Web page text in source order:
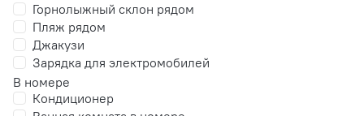
Горнолыжный склон рядом
Пляж рядом
Джакузи
Зарядка для электромобилей
В номере
Кондиционер